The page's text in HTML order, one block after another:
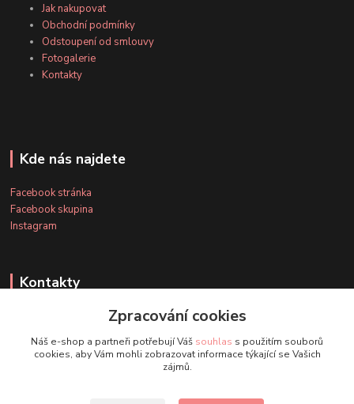
Jak nakupovat
Obchodní podmínky
Odstoupení od smlouvy
Fotogalerie
Kontakty
Kde nás najdete
Facebook stránka
Facebook skupina
Instagram
Kontakty
+420 607 163 127
(Po-Pá, 8-20 hod., So-Ne, 8-14 hod.)
Zpracování cookies
Náš e-shop a partneři potřebují Váš souhlas s použitím souborů
cookies, aby Vám mohli zobrazovat informace týkající se Vašich
zájmů.